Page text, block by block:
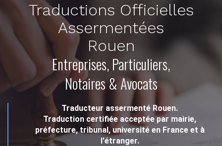
Traductions Officielles
Assermentées
Rouen
Entreprises, Particuliers,
Notaires & Avocats
Traducteur assermenté Rouen.
Traduction certifiée acceptée par mairie,
préfecture, tribunal, université en France et à
l'étranger.